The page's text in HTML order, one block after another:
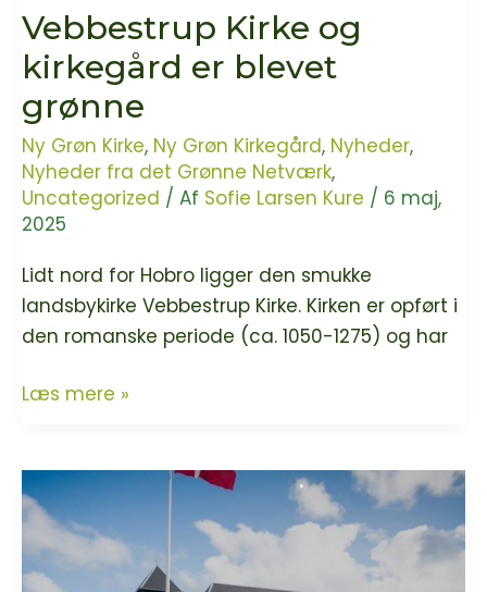
Vebbestrup Kirke og
kirkegård er blevet
grønne
Ny Grøn Kirke, Ny Grøn Kirkegård, Nyheder,
Nyheder fra det Grønne Netværk,
Uncategorized / Af Sofie Larsen Kure / 6 maj,
2025
Lidt nord for Hobro ligger den smukke
landsbykirke Vebbestrup Kirke. Kirken er opført i
den romanske periode (ca. 1050-1275) og har
Vebbestrup
kirkegård
er
blevet
grønne
Læs mere »